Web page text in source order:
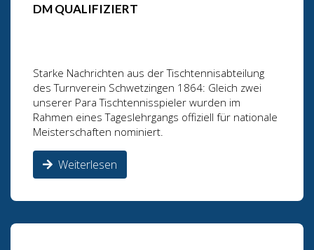
DM QUALIFIZIERT
Starke Nachrichten aus der Tischtennisabteilung
des Turnverein Schwetzingen 1864: Gleich zwei
unserer Para Tischtennisspieler wurden im
Rahmen eines Tageslehrgangs offiziell für nationale
Meisterschaften nominiert.
Weiterlesen